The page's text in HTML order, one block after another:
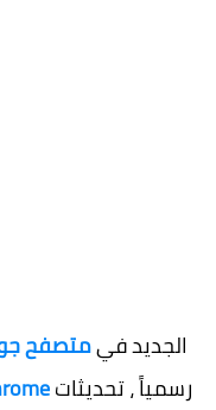
الجديد فيمتصفح
رسمياً ، تحديثات